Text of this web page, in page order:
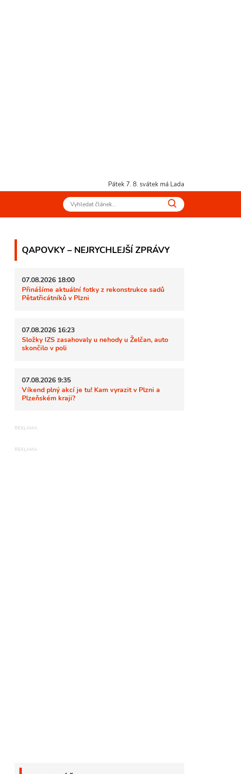
Pátek 7. 8. svátek má Lada
QAPOVKY – NEJRYCHLEJŠÍ ZPRÁVY
07.08.2026 18:00
Přinášíme aktuální fotky z rekonstrukce sadů
Pětatřicátníků v Plzni
07.08.2026 16:23
Složky IZS zasahovaly u nehody u Želčan, auto
skončilo v poli
07.08.2026 9:35
Víkend plný akcí je tu! Kam vyrazit v Plzni a
Plzeňském kraji?